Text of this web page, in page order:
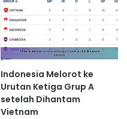
Indonesia Melorot ke
Urutan Ketiga Grup A
setelah Dihantam
Vietnam